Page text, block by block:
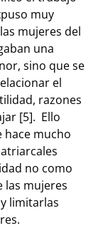
muy
mujeres del
una
sino que se
el
razones
[5]. Ello
hace mucho
no como
las mujeres
limitarlas